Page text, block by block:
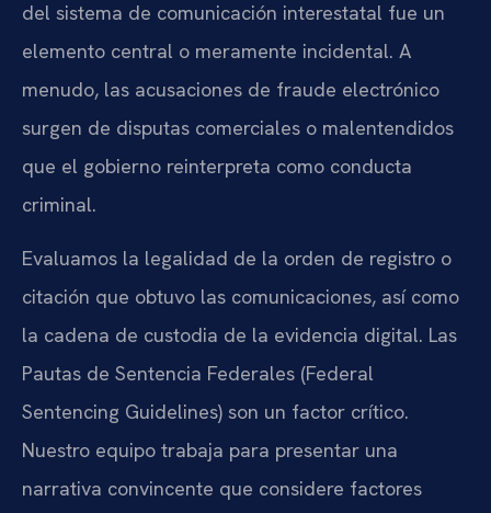
del sistema de comunicación interestatal fue un
elemento central o meramente incidental. A
menudo, las acusaciones de fraude electrónico
surgen de disputas comerciales o malentendidos
que el gobierno reinterpreta como conducta
criminal.
Evaluamos la legalidad de la orden de registro o
citación que obtuvo las comunicaciones, así como
la cadena de custodia de la evidencia digital. Las
Pautas de Sentencia Federales (Federal
Sentencing Guidelines) son un factor crítico.
Nuestro equipo trabaja para presentar una
narrativa convincente que considere factores